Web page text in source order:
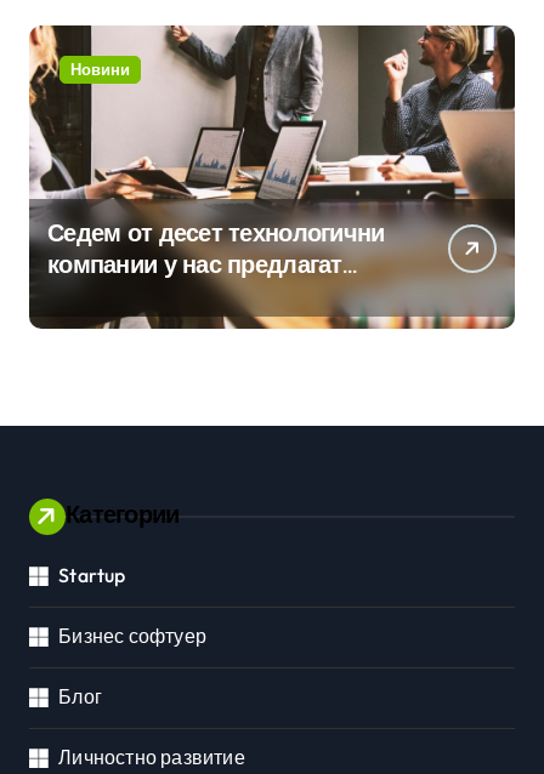
Новини
Седем от десет технологични
компании у нас предлагат
хибридна работа
Категории
Startup
Бизнес софтуер
Блог
Личностно развитие